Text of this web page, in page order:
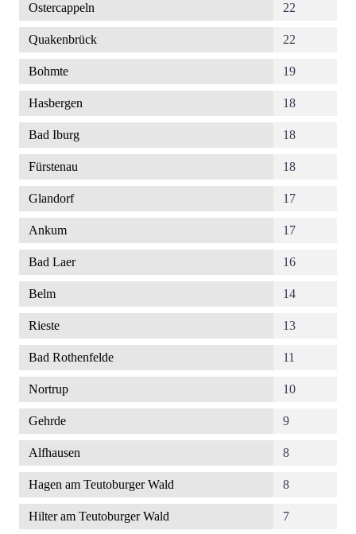
Ostercappeln 22
Quakenbrück 22
Bohmte 19
Hasbergen 18
Bad Iburg 18
Fürstenau 18
Glandorf 17
Ankum 17
Bad Laer 16
Belm 14
Rieste 13
Bad Rothenfelde 11
Nortrup 10
Gehrde 9
Alfhausen 8
Hagen am Teutoburger Wald 8
Hilter am Teutoburger Wald 7